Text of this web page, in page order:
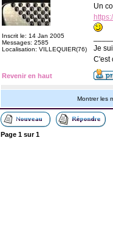
Inscrit le: 14 Jan 2005
Messages: 2585
Localisation: VILLEQUIER(76)
Un
Je
C'est
Revenir en haut
Montrer les
Page 1sur1